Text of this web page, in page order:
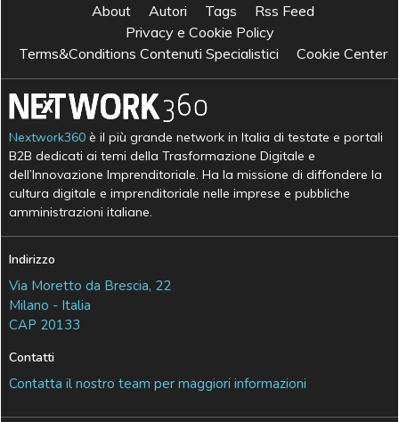
About Autori Tags
Rss Feed
Privacy e Cookie Policy
Terms&Conditions Contenuti Specialistici
Cookie Center
Nextwork360 è il più grande network in Italia di testate e portali
B2B dedicati ai temi della Trasformazione Digitale e
dell’Innovazione Imprenditoriale. Ha la missione di diffondere la
cultura digitale e imprenditoriale nelle imprese e pubbliche
amministrazioni italiane.
Indirizzo
Via Moretto da Brescia, 22
Milano - Italia
CAP 20133
Contatti
Contatta il nostro team per maggiori informazioni